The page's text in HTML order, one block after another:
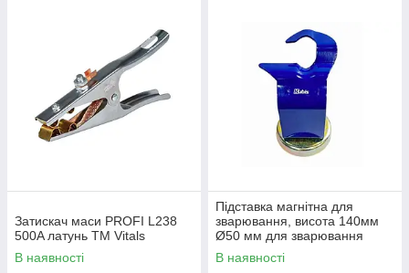
Затискач маси PROFI L238
500A латунь ТМ Vitals
В наявності
Підставка магнітна для
зварювання, висота 140мм
Ø50 мм для зварювання
Ø50мм висота 140 мм ТМ
Kubis
В наявності